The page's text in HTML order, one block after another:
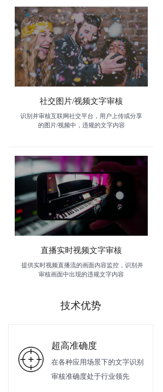
技术优势
超高准确度
在各种应用场景下的文字识别
审核准确度处于行业领先
社交图片/视频文字审核
识别并审核互联网社交平台，用户上传或分享
的图片/视频中，违规的文字内容
直播实时视频文字审核
提供实时视频直播流的画面内容监控，识别并
审核画面中出现的违规文字内容